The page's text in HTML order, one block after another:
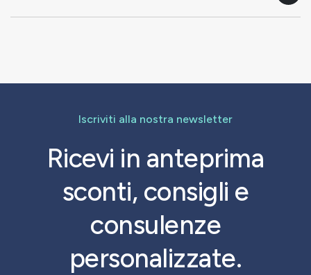
Iscriviti alla nostra newsletter
Ricevi in anteprima
sconti, consigli e
consulenze
personalizzate.